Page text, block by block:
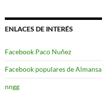
ENLACES DE INTERÉS
Facebook Paco Nuñez
Facebook populares de Almansa
nngg